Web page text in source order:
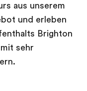
aus unserem
und erleben
Brighton
sehr